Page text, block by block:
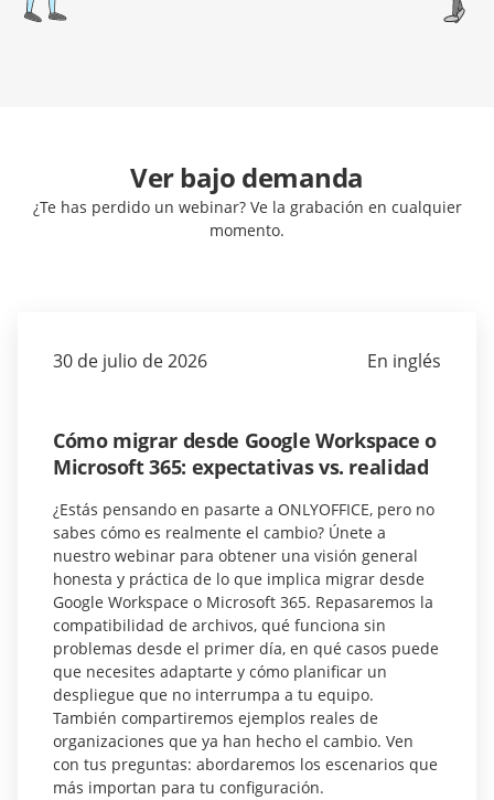
Ver bajo demanda
¿Te has perdido un webinar? Ve la grabación en cualquier
momento.
30 de julio de 2026 En inglés
Cómo migrar desde Google Workspace o
Microsoft 365: expectativas vs. realidad
¿Estás pensando en pasarte a ONLYOFFICE, pero no
sabes cómo es realmente el cambio? Únete a
nuestro webinar para obtener una visión general
honesta y práctica de lo que implica migrar desde
Google Workspace o Microsoft 365. Repasaremos la
compatibilidad de archivos, qué funciona sin
problemas desde el primer día, en qué casos puede
que necesites adaptarte y cómo planificar un
despliegue que no interrumpa a tu equipo.
También compartiremos ejemplos reales de
organizaciones que ya han hecho el cambio. Ven
con tus preguntas: abordaremos los escenarios que
más importan para tu configuración.